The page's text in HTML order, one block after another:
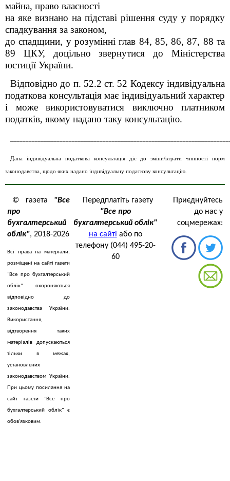
майна, право власності
на яке визнано на підставі рішення суду у порядку
спадкування за законом,
до спадщини, у розумінні глав 84, 85, 86, 87, 88 та
89 ЦКУ, доцільно звернутися до Міністерства
юстиції України.
Відповідно до п. 52.2 ст. 52 Кодексуіндивідуальна
податкова консультація має індивідуальний характер
і може використовуватися виключно платником
податків, якому надано таку консультацію.
Дана індивідуальна податкова консультація діє до зміни/втрати чинності норм
законодавства, щодо яких надано індивідуальну податкову консультацію.
© газета "Все
про
бухгалтерський
облік", 2018-2026
Всі права на матеріали,
розміщені на сайті газети
"Все про бухгалтерський
облік" охороняються
відповідно до
законодавства України.
Використання,
відтворення таких
матеріалів допускаються
тільки в межах,
установлених
законодавством України.
При цьому посилання на
сайт газети "Все про
бухгалтерський облік" є
обов'язковим.
Передплатіть газету
"Все про
бухгалтерський облік"
на сайті або по
телефону (044) 495-20-
60
Приєднуйтесь
до нас у
соцмережах: